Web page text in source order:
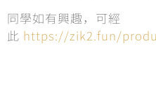
同學如有興趣，可經
此 https://zik2.fun/